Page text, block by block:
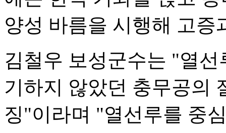
양성 바름을 시행해 고증
김철우 보성군수는 "열
기하지 않았던 충무공의
징"이라며 "열선루를 중